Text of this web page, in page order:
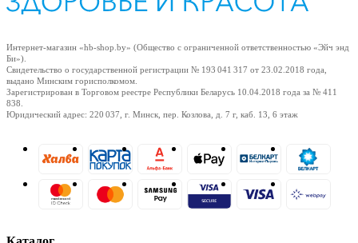
Интернет-магазин «hb-shop.by» (Общество с ограниченной ответственностью «Эйч энд
Би»).
Свидетельство о государственной регистрации № 193 041 317 от 23.02.2018 года,
выдано Минским горисполкомом.
Зарегистрирован в Торговом реестре Республики Беларусь 10.04.2018 года за № 411
838.
Юридический адрес: 220 037, г. Минск, пер. Козлова, д. 7 г, каб. 13, 6 этаж